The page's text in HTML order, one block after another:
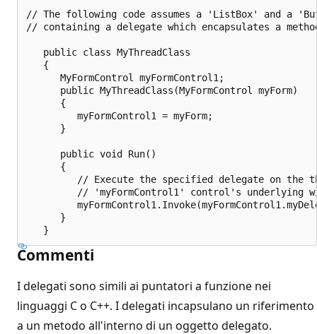
// The following code assumes a 'ListBox' and a
// containing a delegate which encapsulates a
   public class MyThreadClass
   {
      MyFormControl myFormControl1;
      public MyThreadClass(MyFormControl myForm)
      {
         myFormControl1 = myForm;
      }
      public void Run()
      {
// Execute the specified delegate on the
// 'myFormControl1' control's underlying
      }
Commenti
I delegati sono simili ai puntatori a funzione nei
linguaggi C o C++. I delegati incapsulano un riferimento
a un metodo all'interno di un oggetto delegato.